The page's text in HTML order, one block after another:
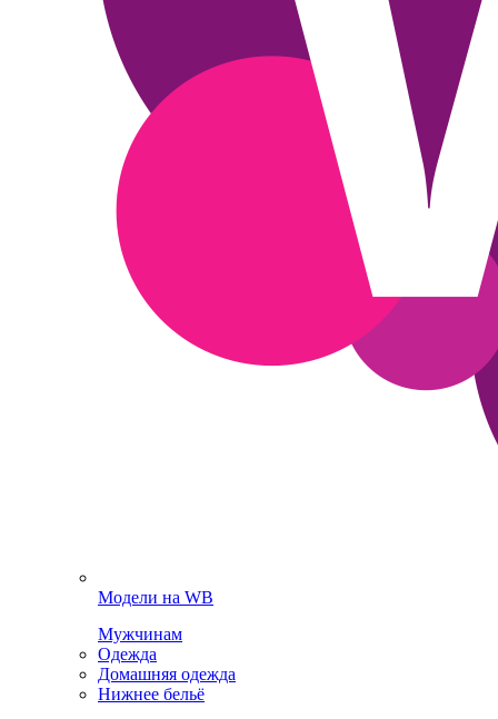
Модели на WB
Мужчинам
Одежда
Домашняя одежда
Нижнее бельё